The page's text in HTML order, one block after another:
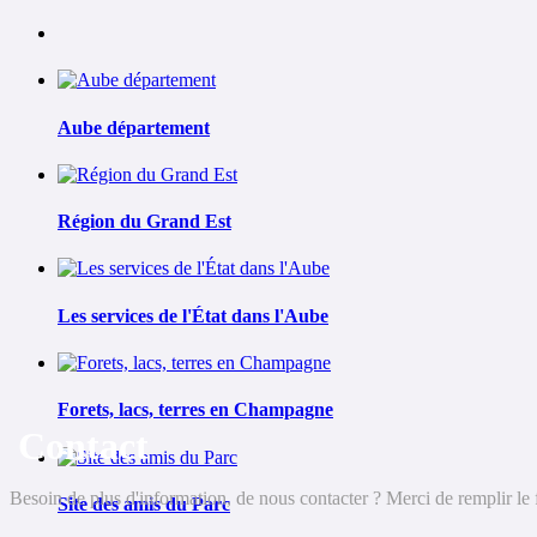
Aube département
Région du Grand Est
Les services de l'État dans l'Aube
Forets, lacs, terres en Champagne
Site des amis du Parc
Contact
Besoin de plus d'information, de nous contacter ? Merci de remplir le